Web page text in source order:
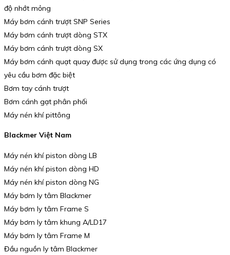
độ nhớt mỏng
Máy bơm cánh trượt SNP Series
Máy bơm cánh trượt dòng STX
Máy bơm cánh trượt dòng SX
Máy bơm cánh quạt quay được sử dụng trong các ứng dụng có
yêu cầu bơm đặc biệt
Bơm tay cánh trượt
Bơm cánh gạt phân phối
Máy nén khí pittông
Blackmer Việt Nam
Máy nén khí piston dòng LB
Máy nén khí piston dòng HD
Máy nén khí piston dòng NG
Máy bơm ly tâm Blackmer
Máy bơm ly tâm Frame S
Máy bơm ly tâm khung A/LD17
Máy bơm ly tâm Frame M
Đầu nguồn ly tâm Blackmer